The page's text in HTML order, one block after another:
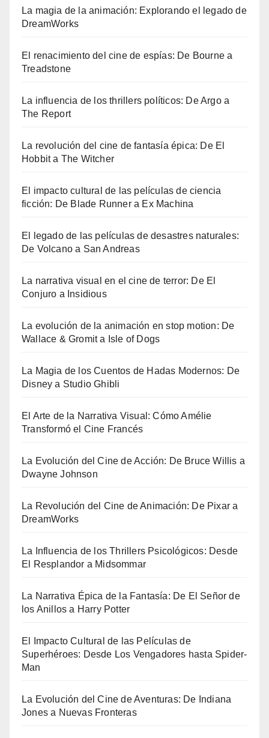
La magia de la animación: Explorando el legado de
DreamWorks
El renacimiento del cine de espías: De Bourne a
Treadstone
La influencia de los thrillers políticos: De Argo a
The Report
La revolución del cine de fantasía épica: De El
Hobbit a The Witcher
El impacto cultural de las películas de ciencia
ficción: De Blade Runner a Ex Machina
El legado de las películas de desastres naturales:
De Volcano a San Andreas
La narrativa visual en el cine de terror: De El
Conjuro a Insidious
La evolución de la animación en stop motion: De
Wallace & Gromit a Isle of Dogs
La Magia de los Cuentos de Hadas Modernos: De
Disney a Studio Ghibli
El Arte de la Narrativa Visual: Cómo Amélie
Transformó el Cine Francés
La Evolución del Cine de Acción: De Bruce Willis a
Dwayne Johnson
La Revolución del Cine de Animación: De Pixar a
DreamWorks
La Influencia de los Thrillers Psicológicos: Desde
El Resplandor a Midsommar
La Narrativa Épica de la Fantasía: De El Señor de
los Anillos a Harry Potter
El Impacto Cultural de las Películas de
Superhéroes: Desde Los Vengadores hasta Spider-
Man
La Evolución del Cine de Aventuras: De Indiana
Jones a Nuevas Fronteras